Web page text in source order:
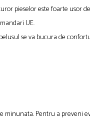
pieselor este foarte usor
UE.
se va bucura de
Pentru a preveni